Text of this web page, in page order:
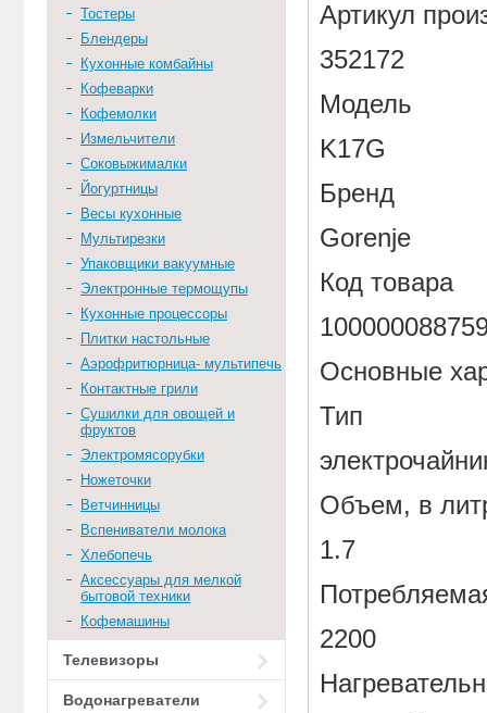
Тостеры
Блендеры
Кухонные комбайны
Кофеварки
Кофемолки
Измельчители
Соковыжималки
Йогуртницы
Весы кухонные
Мультирезки
Упаковщики вакуумные
Электронные термощупы
Кухонные процессоры
Плитки настольные
Аэрофритюрница- мультипечь
Контактные грили
Сушилки для овощей и
фруктов
Электромясорубки
Ножеточки
Ветчинницы
Вспениватели молока
Хлебопечь
Аксессуары для мелкой
бытовой техники
Кофемашины
Телевизоры
Водонагреватели
Артикул
352172
Модель
K17G
Бренд
Gorenje
Код товара
Основные
Тип
Объем, в
1.7
2200